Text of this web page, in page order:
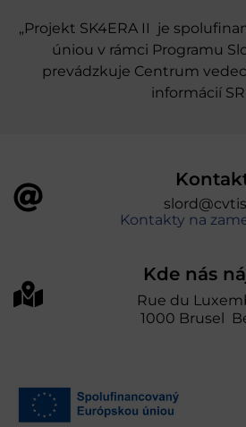
„Projekt SK4ERA II je
úniou v rámci Programu
prevádzkuje Centrum
informácií
Kontakty na
Kde nás
Rue du
1000 Brusel